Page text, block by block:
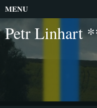
Petr Linhart
MENU